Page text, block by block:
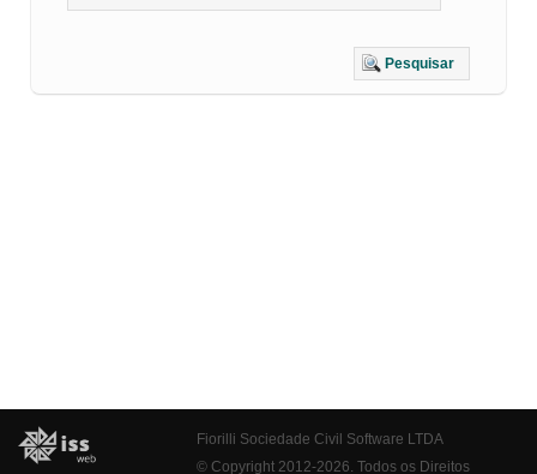
Pesquisar
Fiorilli Sociedade Civil Software LTDA
© Copyright 2012-2026. Todos os Direitos